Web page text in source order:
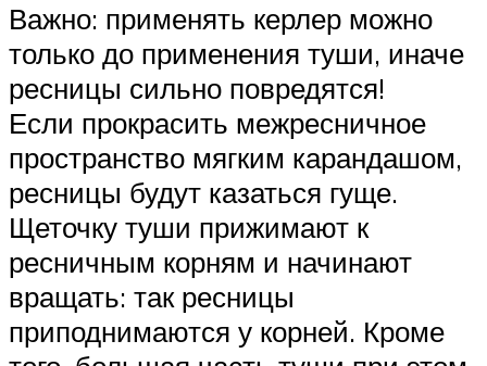
Важно: применять керлер можно
только до применения туши, иначе
ресницы сильно повредятся!
Если прокрасить межресничное
пространство мягким карандашом,
ресницы будут казаться гуще.
Щеточку туши прижимают к
ресничным корням и начинают
вращать: так ресницы
приподнимаются у корней. Кроме